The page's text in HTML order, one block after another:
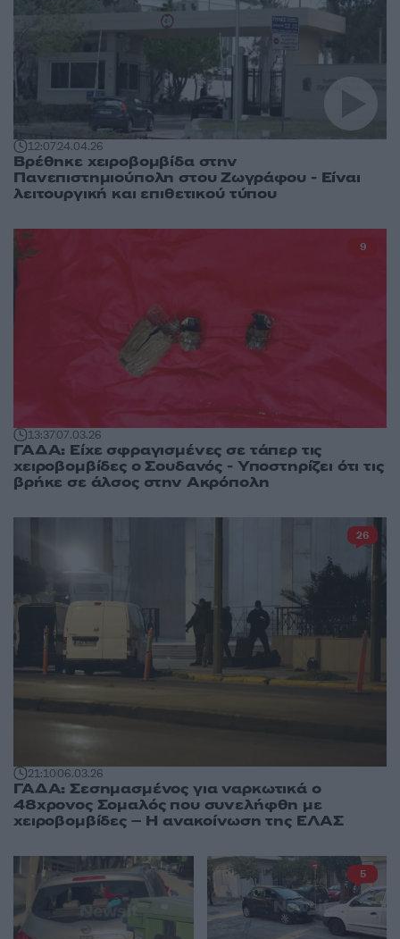
12:0724.04.26
Βρέθηκε χειροβομβίδα στην
Πανεπιστημιούπολη στου Ζωγράφου - Είναι
λειτουργική και επιθετικού τύπου
13:3707.03.26
ΓΑΔΑ: Είχε σφραγισμένες σε τάπερ τις
χειροβομβίδες ο Σουδανός - Υποστηρίζει ότι τις
βρήκε σε άλσος στην Ακρόπολη
9
21:1006.03.26
ΓΑΔΑ: Σεσημασμένος για ναρκωτικά ο
48χρονος Σομαλός που συνελήφθη με
χειροβομβίδες – Η ανακοίνωση της ΕΛΑΣ
26
5